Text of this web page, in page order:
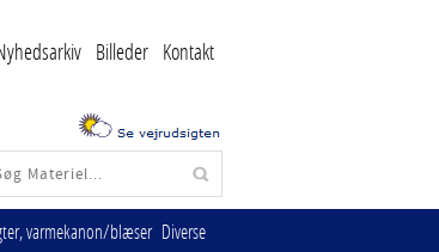
Billeder Kontakt
varmekanon/blæser Diverse